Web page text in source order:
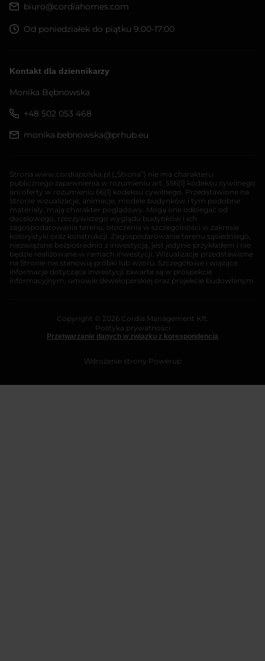
biuro@cordiahomes.com
Od poniedziałek do piątku 9:00-17:00
Kontakt dla dziennikarzy
Monika Bębnowska
+48 502 053 468
monika.bebnowska@prhub.eu
Strona www.cordiapolska.pl („Strona”) nie ma charakteru
publicznego zapewnienia w rozumieniu art. 556[1] kodeksu cywilnego
ani oferty w rozumieniu 66[1] kodeksu cywilnego. Przedstawione na
Stronie wizualizacje, animacje, modele budynków i tym podobne
materiały, mają charakter poglądowy. Mogą one odbiegać od
docelowego, rzeczywistego wyglądu budynków i ich
zagospodarowania terenu, otoczenia w szczególności w zakresie
kolorystyki oraz konstrukcji. Zagospodarowanie terenu sąsiedniego,
niezwiązane bezpośrednio z inwestycją, jest jedynie przykładem i nie
będzie realizowane w ramach inwestycji. Wizualizacje przedstawione
na Stronie nie stanowią próbki lub wzoru. Szczegółowe i wiążące
informacje dotyczące inwestycji zawarte są w prospekcie
informacyjnym, umowie deweloperskiej oraz projekcie budowlanym.
Copyright © 2026 Cordia Management Kft.
Polityka prywatności
Przetwarzanie danych w związku z korespondencją
Wdrożenie strony Powerup